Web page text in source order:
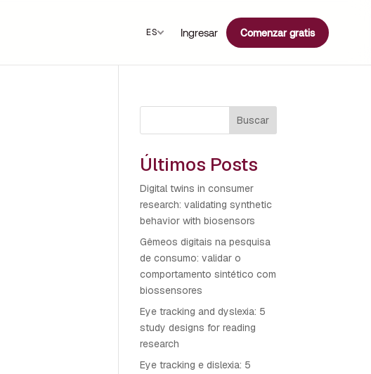
ES Ingresar Comenzar gratis
Buscar
Últimos Posts
Digital twins in consumer
research: validating synthetic
behavior with biosensors
Gêmeos digitais na pesquisa
de consumo: validar o
comportamento sintético com
biossensores
Eye tracking and dyslexia: 5
study designs for reading
research
Eye tracking e dislexia: 5